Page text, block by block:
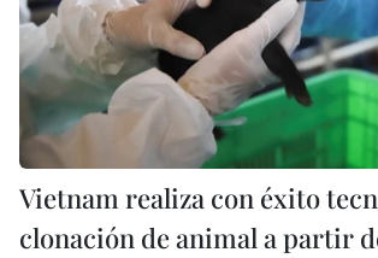
Vietnam realiza con éxito
clonación de animal a partir